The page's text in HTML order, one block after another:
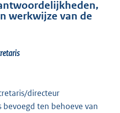
werkwijze van de
directeur
bevoegd ten behoeve van